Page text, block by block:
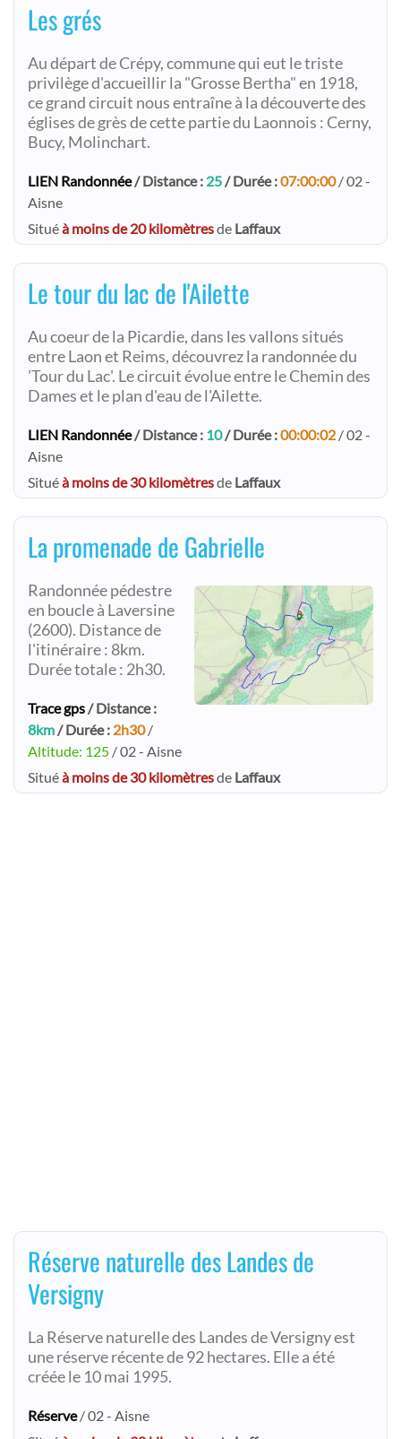
Les grés
Au départ de Crépy, commune qui eut le triste
privilège d'accueillir la "Grosse Bertha" en 1918,
ce grand circuit nous entraîne à la découverte des
églises de grès de cette partie du Laonnois : Cerny,
Bucy, Molinchart.
LIEN Randonnée/ Distance : 25/ Durée :07:00:00/ 02 -
Aisne
Situéà moins de 20 kilomètresde Laffaux
Le tour du lac de l'Ailette
Au coeur de la Picardie, dans les vallons situés
entre Laon et Reims, découvrez la randonnée du
'Tour du Lac'. Le circuit évolue entre le Chemin des
Dames et le plan d'eau de l'Ailette.
LIEN Randonnée/ Distance : 10/ Durée :00:00:02 / 02 -
Aisne
Situéà moins de 30 kilomètresde Laffaux
La promenade de Gabrielle
Randonnée pédestre
en boucle à Laversine
(2600). Distance de
l'itinéraire : 8km.
Durée totale : 2h30.
Trace gps/ Distance :
8km/ Durée : 2h30/
Altitude: 125 / 02 - Aisne
Situéà moins de 30 kilomètresde Laffaux
Réserve naturelle des Landes de
Versigny
La Réserve naturelle des Landes de Versigny est
une réserve récente de 92 hectares. Elle a été
créée le 10 mai 1995.
Réserve/ 02 - Aisne